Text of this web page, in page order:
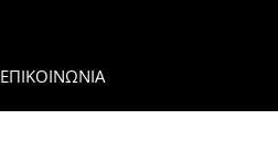
ΕΠΙΚΟΙΝΩΝΊΑ